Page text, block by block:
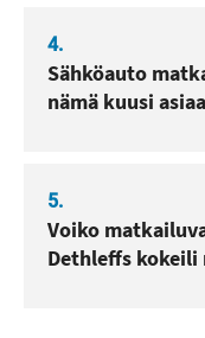
4.
Sähköauto
nämä kuusi
5.
Voiko
Dethleffs